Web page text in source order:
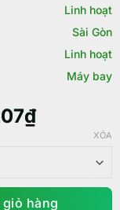
Linh hoạt
Sài Gòn
Linh hoạt
Máy bay
₫
XÓA
hàng